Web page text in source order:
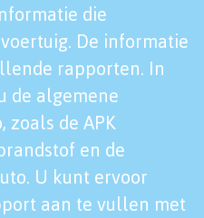
die
De informatie
rapporten. In
de algemene
zoals de APK
en de
U kunt ervoor
aan te vullen met